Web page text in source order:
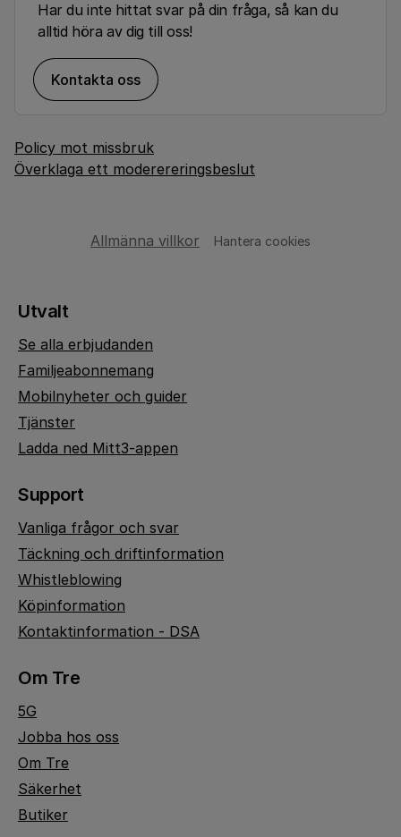
Har du inte hittat svar på din fråga, så kan du
alltid höra av dig till oss!
Kontakta oss
Policy mot missbruk
Överklaga ett moderereringsbeslut
Allmänna villkor Hantera cookies
Utvalt
Se alla erbjudanden
Familjeabonnemang
Mobilnyheter och guider
Tjänster
Ladda ned Mitt3-appen
Support
Vanliga frågor och svar
Täckning och driftinformation
Whistleblowing
Köpinformation
Kontaktinformation - DSA
Om Tre
5G
Jobba hos oss
Om Tre
Säkerhet
Butiker